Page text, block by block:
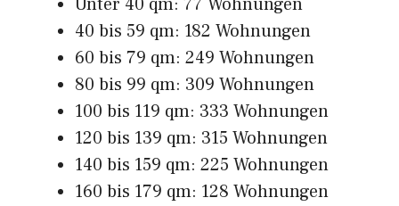
40 bis 59 qm: 182 Wohnungen
60 bis 79 qm: 249 Wohnungen
80 bis 99 qm: 309 Wohnungen
100 bis 119 qm: 333 Wohnungen
120 bis 139 qm: 315 Wohnungen
140 bis 159 qm: 225 Wohnungen
160 bis 179 qm: 128 Wohnungen